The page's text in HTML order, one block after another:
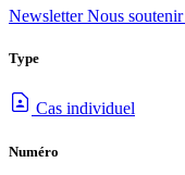
NewsletterNous soutenir
Type
Cas individuel
Numéro